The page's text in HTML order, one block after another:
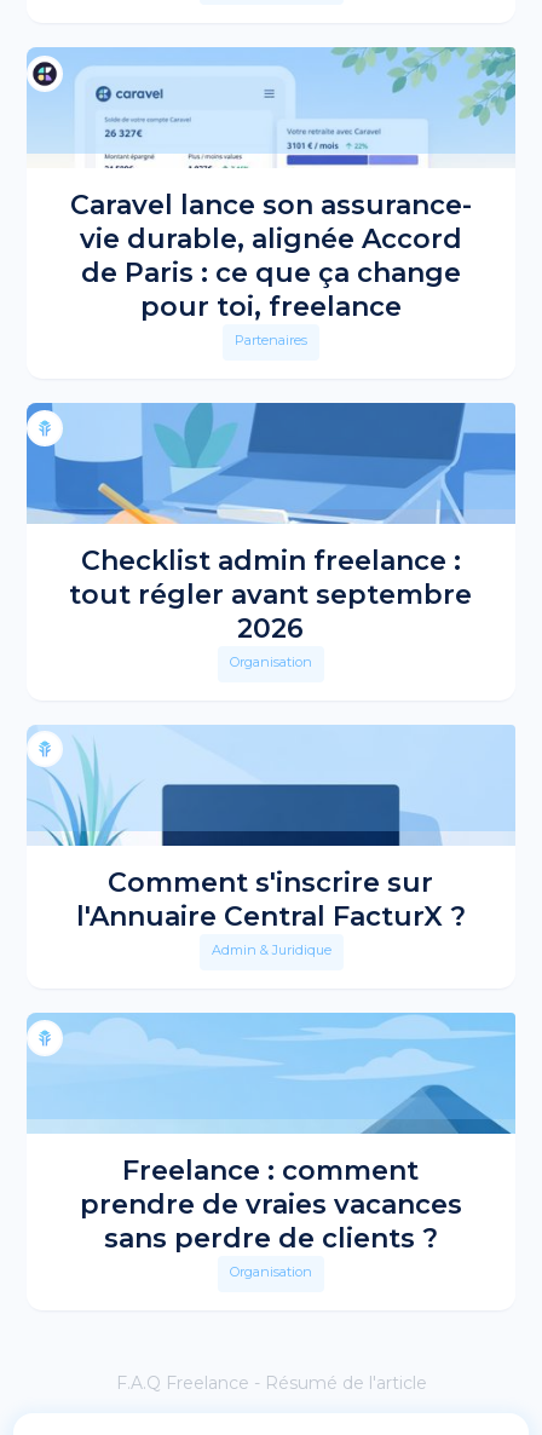
Caravel lance son assurance-
vie durable, alignée Accord
de Paris : ce que ça change
pour toi, freelance
Partenaires
Checklist admin freelance :
tout régler avant septembre
2026
Organisation
Comment s'inscrire sur
l'Annuaire Central FacturX ?
Admin & Juridique
Freelance : comment
prendre de vraies vacances
sans perdre de clients ?
Organisation
F.A.Q Freelance - Résumé de l'article